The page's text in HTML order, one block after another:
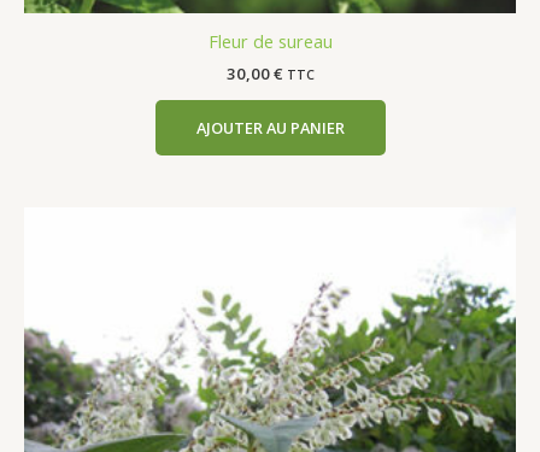
Fleur de sureau
30,00€ TTC
AJOUTER AU PANIER